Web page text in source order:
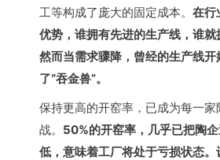
工等构成了庞大的固定成本。 在行
优势，谁拥有先进的生产线，谁就
然而当需求骤降，曾经的生产线开
了“吞金兽”。
保持更高的开窑率，已成为每一家
战。 50%的开窑率，几乎已把陶
低，意味着工厂将处于亏损状态